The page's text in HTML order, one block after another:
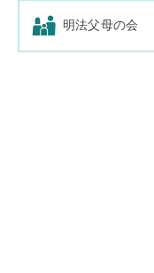
明法父母の会